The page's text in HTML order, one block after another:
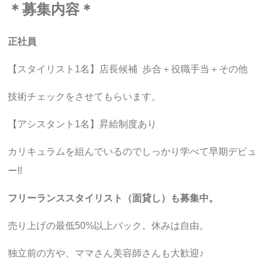
＊募集内容＊
正社員
【スタイリスト1名】店長候補 歩合＋役職手当＋その他
技術チェックをさせてもらいます。
【アシスタント1名】昇給制度あり
カリキュラムを組んでいるのでしっかり学べて早期デビュ
ー!!
フリーランススタイリスト（面貸し ）も募集中。
売り上げの最低50%以上バック。休みは自由。
独立前の方や、ママさん美容師さんも大歓迎♪